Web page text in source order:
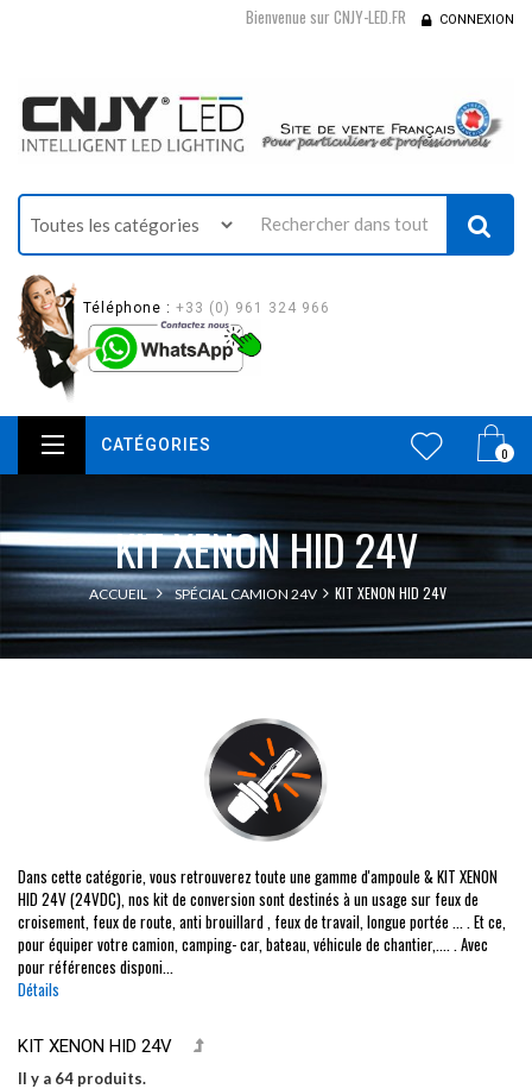
Bienvenue sur CNJY-LED.FR CONNEXION
Téléphone : +33 (0) 961 324 966
0
CATÉGORIES
KIT XENON HID 24V
ACCUEIL SPÉCIAL CAMION 24V KIT XENON HID 24V
Dans cette catégorie, vous retrouverez toute une gamme d'ampoule & KIT XENON
HID 24V (24VDC), nos kit de conversion sont destinés à un usage sur feux de
croisement, feux de route, anti brouillard , feux de travail, longue portée ... . Et ce,
pour équiper votre camion, camping- car, bateau, véhicule de chantier,.... . Avec
pour références disponi...
Détails
KIT XENON HID 24V
Il y a 64 produits.